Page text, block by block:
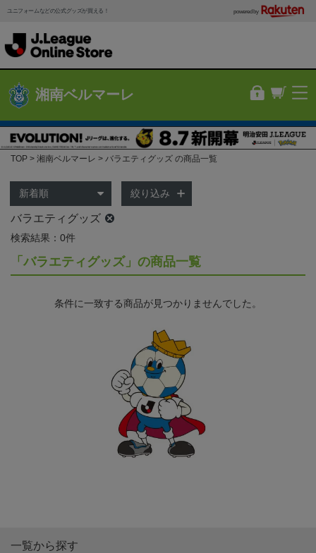
ユニフォームなどの公式グッズが買える！ powered by
湘南ベルマーレ
TOP 湘南ベルマーレ バラエティグッズ の商品一覧
絞り込み
バラエティグッズ
検索結果：0件
「バラエティグッズ」の商品一覧
条件に一致する商品が見つかりませんでした。
一覧から探す